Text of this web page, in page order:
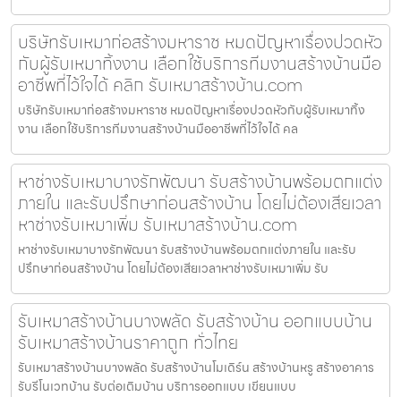
บริษัทรับเหมาก่อสร้างมหาราช หมดปัญหาเรื่องปวดหัว
กับผู้รับเหมาทิ้งงาน เลือกใช้บริการทีมงานสร้างบ้านมือ
อาชีพที่ไว้ใจได้ คลิก รับเหมาสร้างบ้าน.com
บริษัทรับเหมาก่อสร้างมหาราช หมดปัญหาเรื่องปวดหัวกับผู้รับเหมาทิ้ง
งาน เลือกใช้บริการทีมงานสร้างบ้านมืออาชีพที่ไว้ใจได้ คล
หาช่างรับเหมาบางรักพัฒนา รับสร้างบ้านพร้อมตกแต่ง
ภายใน และรับปรึกษาก่อนสร้างบ้าน โดยไม่ต้องเสียเวลา
หาช่างรับเหมาเพิ่ม รับเหมาสร้างบ้าน.com
หาช่างรับเหมาบางรักพัฒนา รับสร้างบ้านพร้อมตกแต่งภายใน และรับ
ปรึกษาก่อนสร้างบ้าน โดยไม่ต้องเสียเวลาหาช่างรับเหมาเพิ่ม รับ
รับเหมาสร้างบ้านบางพลัด รับสร้างบ้าน ออกแบบบ้าน
รับเหมาสร้างบ้านราคาถูก ทั่วไทย
รับเหมาสร้างบ้านบางพลัด รับสร้างบ้านโมเดิร์น สร้างบ้านหรู สร้างอาคาร
รับรีโนเวทบ้าน รับต่อเติมบ้าน บริการออกแบบ เขียนแบบ